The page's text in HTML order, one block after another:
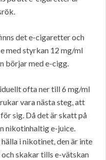
det e-cigaretter och
med styrkan 12 mg/ml
börjar med e-cigg.
ofta ner till 6 mg/ml
vara nästa steg, att
sig. Då det är skatt på
nikotinhaltig e-juice.
i nikotinet, den är inte
skakar tills e-vätskan